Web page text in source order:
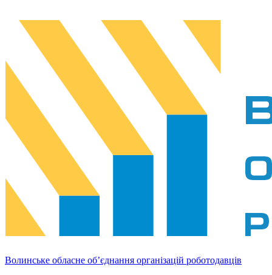
Волинське обласне об’єднання організацій роботодавців